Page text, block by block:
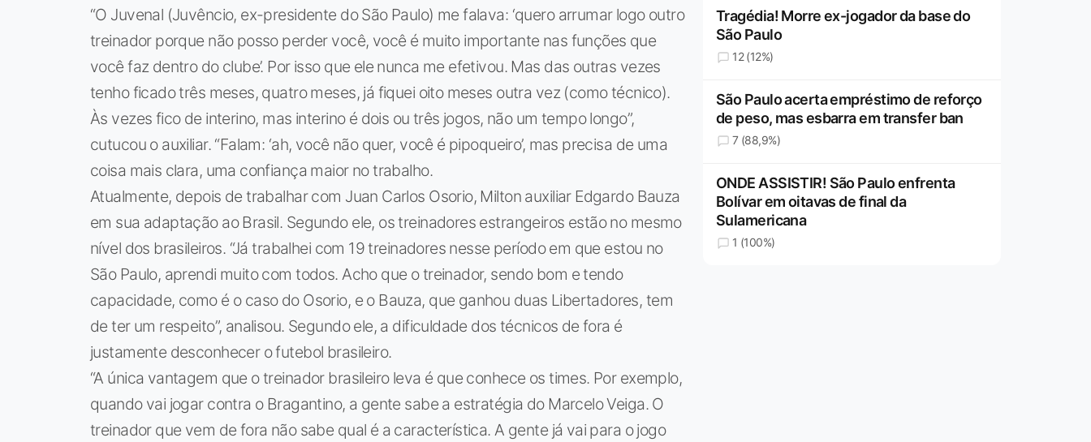
“O Juvenal (Juvêncio, ex-presidente do São Paulo) me falava: ‘quero arrumar logo outro
treinador porque não posso perder você, você é muito importante nas funções que
você faz dentro do clube’. Por isso que ele nunca me efetivou. Mas das outras vezes
tenho ficado três meses, quatro meses, já fiquei oito meses outra vez (como técnico).
Às vezes fico de interino, mas interino é dois ou três jogos, não um tempo longo”,
cutucou o auxiliar. “Falam: ‘ah, você não quer, você é pipoqueiro’, mas precisa de uma
coisa mais clara, uma confiança maior no trabalho.
Atualmente, depois de trabalhar com Juan Carlos Osorio, Milton auxiliar Edgardo Bauza
em sua adaptação ao Brasil. Segundo ele, os treinadores estrangeiros estão no mesmo
nível dos brasileiros. “Já trabalhei com 19 treinadores nesse período em que estou no
São Paulo, aprendi muito com todos. Acho que o treinador, sendo bom e tendo
capacidade, como é o caso do Osorio, e o Bauza, que ganhou duas Libertadores, tem
de ter um respeito”, analisou. Segundo ele, a dificuldade dos técnicos de fora é
justamente desconhecer o futebol brasileiro.
“A única vantagem que o treinador brasileiro leva é que conhece os times. Por exemplo,
quando vai jogar contra o Bragantino, a gente sabe a estratégia do Marcelo Veiga. O
treinador que vem de fora não sabe qual é a característica. A gente já vai para o jogo
Tragédia! Morre ex-jogador da base do
São Paulo
12 (12%)
São Paulo acerta empréstimo de reforço
de peso, mas esbarra em transfer ban
7 (88,9%)
ONDE ASSISTIR! São Paulo enfrenta
Bolívar em oitavas de final da
Sulamericana
1 (100%)